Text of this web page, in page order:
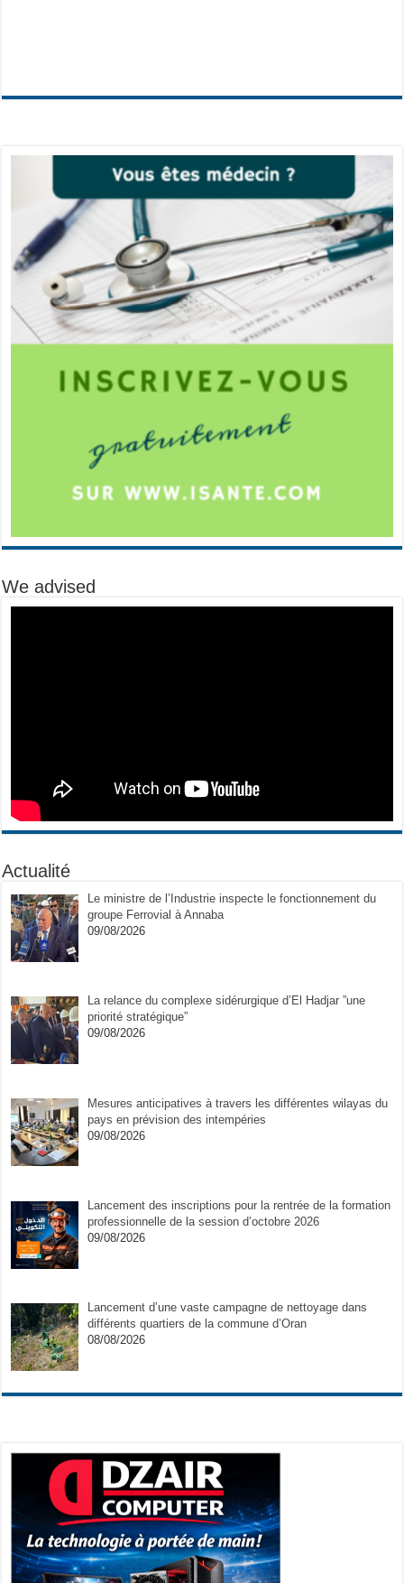
We advised
Actualité
Le ministre de l’Industrie inspecte le fonctionnement du
groupe Ferrovial à Annaba
09/08/2026
La relance du complexe sidérurgique d’El Hadjar ”une
priorité stratégique”
09/08/2026
Mesures anticipatives à travers les différentes wilayas du
pays en prévision des intempéries
09/08/2026
Lancement des inscriptions pour la rentrée de la formation
professionnelle de la session d’octobre 2026
09/08/2026
Lancement d’une vaste campagne de nettoyage dans
différents quartiers de la commune d’Oran
08/08/2026